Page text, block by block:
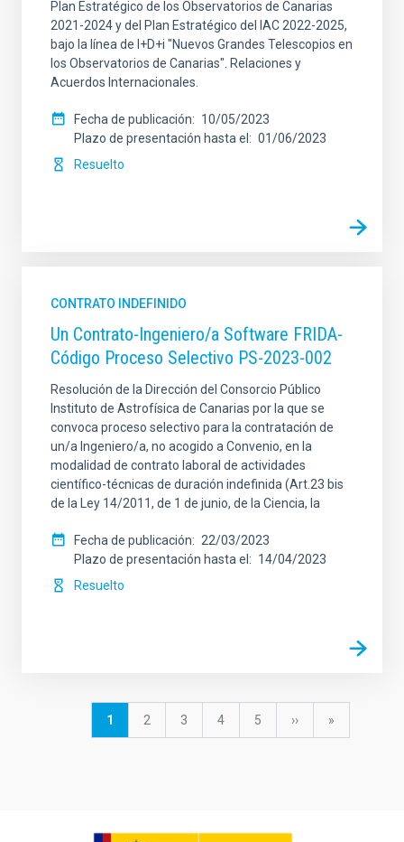
Plan Estratégico de los Observatorios de Canarias
2021-2024 y del Plan Estratégico del IAC 2022-2025,
bajo la línea de I+D+i "Nuevos Grandes Telescopios en
los Observatorios de Canarias". Relaciones y
Acuerdos Internacionales.
Fecha de publicación
10/05/2023
Plazo de presentación hasta el
01/06/2023
Resuelto
CONTRATO INDEFINIDO
Un Contrato-Ingeniero/a Software FRIDA-
Código Proceso Selectivo PS-2023-002
Resolución de la Dirección del Consorcio Público
Instituto de Astrofísica de Canarias por la que se
convoca proceso selectivo para la contratación de
un/a Ingeniero/a, no acogido a Convenio, en la
modalidad de contrato laboral de actividades
científico-técnicas de duración indefinida (Art.23 bis
de la Ley 14/2011, de 1 de junio, de la Ciencia, la
Fecha de publicación
22/03/2023
Plazo de presentación hasta el
14/04/2023
Resuelto
Página
1 Página
2 Página
3 Página
4 Página
5
Siguiente
››
última
»